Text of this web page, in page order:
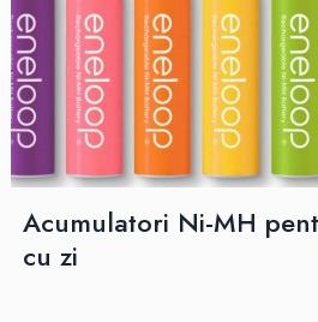
Acumulatori Ni-MH
cu zi